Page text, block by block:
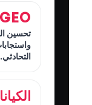
GEO
تحسين
التحادثي.